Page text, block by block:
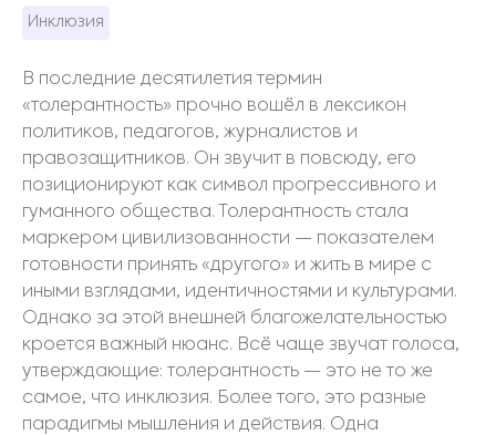
Инклюзия
В последние десятилетия термин
«толерантность» прочно вошёл в лексикон
политиков, педагогов, журналистов и
правозащитников. Он звучит в повсюду, его
позиционируют как символ прогрессивного и
гуманного общества. Толерантность стала
маркером цивилизованности — показателем
готовности принять «другого» и жить в мире с
иными взглядами, идентичностями и культурами.
Однако за этой внешней благожелательностью
кроется важный нюанс. Всё чаще звучат голоса,
утверждающие: толерантность — это не то же
самое, что инклюзия. Более того, это разные
парадигмы мышления и действия. Одна